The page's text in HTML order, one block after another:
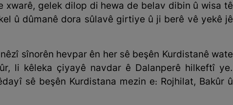
xwarê, gelek dilop di hewa de belav dibin û wisa tê
û dûmanê dora sûlavê girtiye û ji berê vê yekê jê
nêzî sînorên hevpar ên her sê beşên Kurdistanê wate
li kêleka çiyayê navdar ê Dalanperê hilkeftî ye.
sê beşên Kurdistana mezin e: Rojhilat, Bakûr û